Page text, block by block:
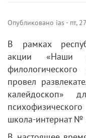
Опубликовано ias - пт,
В рамках
акции «Наши
провел
калейдоскоп»
школа-интернат №